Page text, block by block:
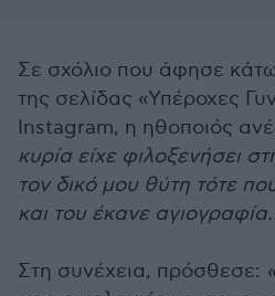
Σε σχόλιο που άφησε
της σελίδας «Υπέροχες
Instagram, η ηθοποιός
κυρία είχε φιλοξενήσει
τον δικό μου θύτη τότε
και του έκανε
Στη συνέχεια, πρόσθεσε: